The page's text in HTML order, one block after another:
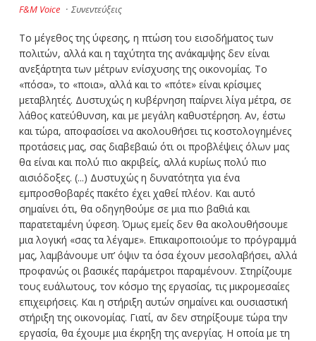
F&M Voice · Συνεντεύξεις
Το μέγεθος της ύφεσης, η πτώση του εισοδήματος των
πολιτών, αλλά και η ταχύτητα της ανάκαμψης δεν είναι
ανεξάρτητα των μέτρων ενίσχυσης της οικονομίας. Το
«πόσα», το «ποια», αλλά και το «πότε» είναι κρίσιμες
μεταβλητές. Δυστυχώς η κυβέρνηση παίρνει λίγα μέτρα, σε
λάθος κατεύθυνση, και με μεγάλη καθυστέρηση. Αν, έστω
και τώρα, αποφασίσει να ακολουθήσει τις κοστολογημένες
προτάσεις μας, σας διαβεβαιώ ότι οι προβλέψεις όλων μας
θα είναι και πολύ πιο ακριβείς, αλλά κυρίως πολύ πιο
αισιόδοξες. (...) Δυστυχώς η δυνατότητα για ένα
εμπροσθοβαρές πακέτο έχει χαθεί πλέον. Και αυτό
σημαίνει ότι, θα οδηγηθούμε σε μια πιο βαθιά και
παρατεταμένη ύφεση. Όμως εμείς δεν θα ακολουθήσουμε
μια λογική «σας τα λέγαμε». Επικαιροποιούμε το πρόγραμμά
μας, λαμβάνουμε υπ’ όψιν τα όσα έχουν μεσολαβήσει, αλλά
προφανώς οι βασικές παράμετροι παραμένουν. Στηρίζουμε
τους ευάλωτους, τον κόσμο της εργασίας, τις μικρομεσαίες
επιχειρήσεις. Και η στήριξη αυτών σημαίνει και ουσιαστική
στήριξη της οικονομίας. Γιατί, αν δεν στηρίξουμε τώρα την
εργασία, θα έχουμε μια έκρηξη της ανεργίας. Η οποία με τη